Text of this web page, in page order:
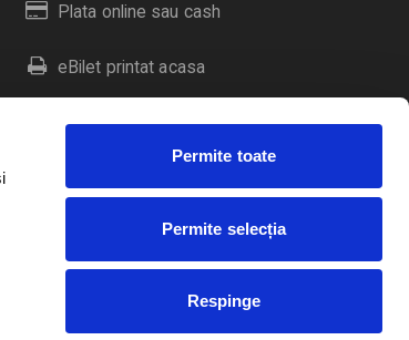
Permite toate
Permite selecția
Respinge
Plata online sau cash
eBilet printat acasa
Livrare prin curier
Duplicare bilete